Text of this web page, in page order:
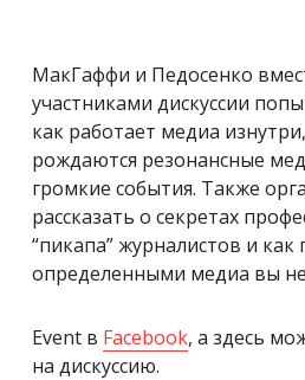
МакГаффи и Педосенко
участниками дискуссии
как работает медиа
рождаются резонансные
громкие события. Также
рассказать о секретах
“пикапа” журналистов и как
определенными медиа вы
Event в Facebook, а здесь
на дискуссию.